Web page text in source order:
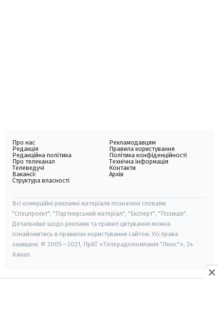
Про нас
Редакція
Редакційна політика
Про телеканал
Телеведучі
Вакансії
Структура власності
Рекламодавцям
Правила користування
Політика конфіденційності
Технічна інформація
Контакти
Архів
Всі комерційні рекламні матеріали позначені словами
"Спецпроєкт", "Партнерський матеріал", "Експерт", "Позиція".
Детальніше щодо реклами та правил цитування можна
ознайомитись в правилах користування сайтом. Усі права
захищені. © 2005—2021, ПрАТ «Телерадіокомпанія "Люкс"», 24
Канал.